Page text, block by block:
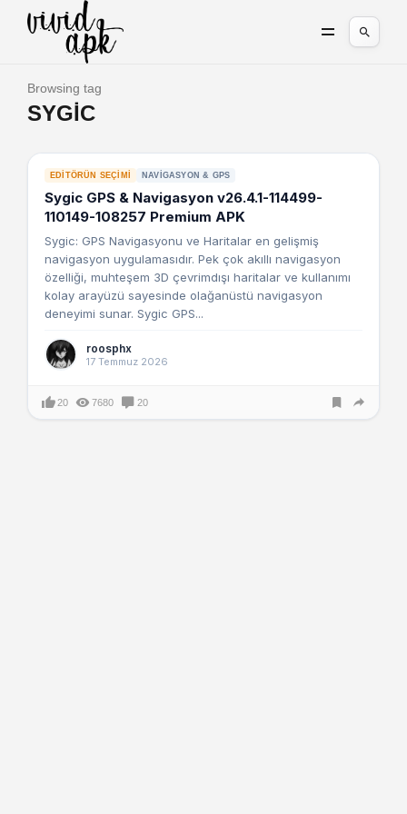
Browsing tag
SYGIC
EDITÖRÜN SEÇIMI NAVIGASYON & GPS
Sygic GPS & Navigasyon v26.4.1-114499-
110149-108257 Premium APK
Sygic: GPS Navigasyonu ve Haritalar en gelişmiş
navigasyon uygulamasıdır. Pek çok akıllı navigasyon
özelliği, muhteşem 3D çevrimdışı haritalar ve kullanımı
kolay arayüzü sayesinde olağanüstü navigasyon
deneyimi sunar. Sygic GPS...
roosphx
17 Temmuz 2026
20 7680 20